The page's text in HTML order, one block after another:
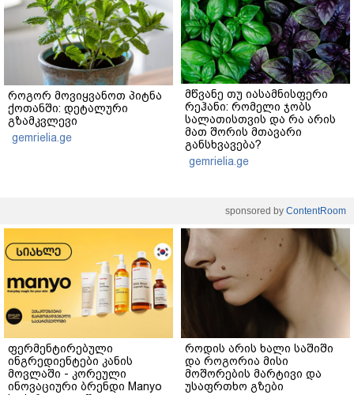
როგორ მოვიყვანოთ პიტნა
ქოთანში: დეტალური
გზამკვლევი
gemrielia.ge
მწვანე თუ იასამნისფერი
რეჰანი: რომელი ჯობს
სალათისთვის და რა არის
მათ შორის მთავარი
განსხვავება?
gemrielia.ge
sponsored by ContentRoom
ფერმენტირებული
ინგრედიენტები კანის
მოვლაში - კორეული
ინოვაციური ბრენდი Manyo
როდის არის ხალი საშიში
და როგორია მისი
მოშორების მარტივი და
უსაფრთხო გზები